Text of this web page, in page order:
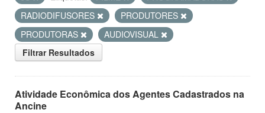
RADIODIFUSORES
PRODUTORES
PRODUTORAS
AUDIOVISUAL
Filtrar Resultados
Atividade Econômica dos Agentes Cadastrados na
Ancine